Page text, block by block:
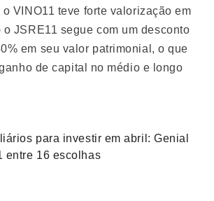
VINO11 teve forte valorização em
o JSRE11 segue com um desconto
em seu valor patrimonial, o que
de capital no médio e longo
para investir em abril: Genial
entre 16 escolhas